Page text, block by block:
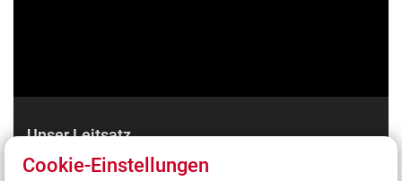
Unser Leitsatz
Cookie-Einstellungen